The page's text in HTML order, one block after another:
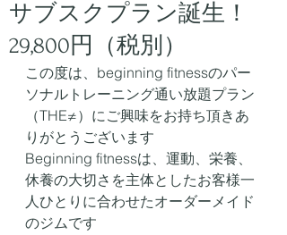
サブスクプラン誕生！
29,800円（税別）
この度は、beginning fitnessのパー
ソナルトレーニング通い放題プラン
（THE≠）にご興味をお持ち頂きあ
りがとうございます
Beginning fitnessは、運動、栄養、
休養の大切さを主体としたお客様一
人ひとりに合わせたオーダーメイド
のジムです